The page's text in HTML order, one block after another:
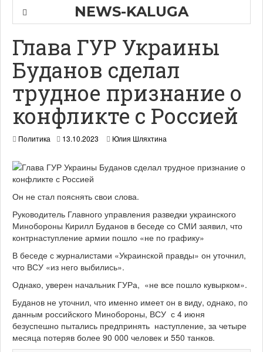
NEWS-KALUGA
Глава ГУР Украины
Буданов сделал
трудное признание о
конфликте с Россией
Политика 13.10.2023 Юлия Шляхтина
Он не стал пояснять свои слова.
Руководитель Главного управления разведки украинского
Минобороны Кирилл Буданов в беседе со СМИ заявил, что
контрнаступление армии пошло «не по графику»
В беседе с журналистами «Украинской правды» он уточнил,
что ВСУ «из него выбились».
Однако, уверен начальник ГУРа, «не все пошло кувырком».
Буданов не уточнил, что именно имеет он в виду, однако, по
данным российского Минобороны, ВСУ с 4 июня
безуспешно пытались предпринять наступление, за четыре
месяца потеряв более 90 000 человек и 550 танков.